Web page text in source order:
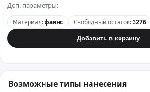
Доп. параметры:
Материал:фаянс Свободный остаток:3276
Добавить в корзину
Возможные типы нанесения